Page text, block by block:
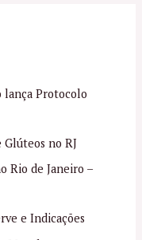
lança Protocolo
Glúteos no RJ
Rio de Janeiro –
e Indicações